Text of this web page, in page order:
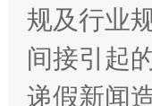
规及行业
间接引起
递假新闻